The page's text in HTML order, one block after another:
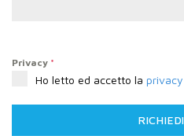
Privacy *
Ho letto ed accetto la